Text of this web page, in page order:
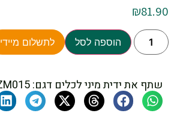
₪81.90
הוספה לסל לתשלום מיידי
שתף את ידית מיני לכלים דגם: WOLF ZM015